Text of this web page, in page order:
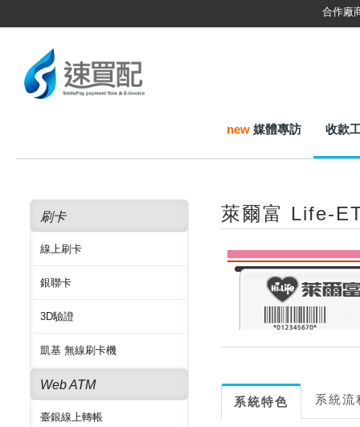
合作廠
new 媒體專訪 收款
刷卡
線上刷卡
銀聯卡
3D驗證
凱基 無線刷卡機
Web ATM
臺銀線上轉帳
萊爾富 Life-
系統特色 系統流